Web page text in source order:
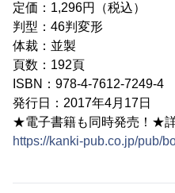
定価：1,296円（税込）
判型：46判変形
体裁：並製
頁数：192頁
ISBN：978-4-7612-7249-4
発行日：2017年4月17日
★電子書籍も同時発売！★
https://kanki-pub.co.jp/pub/